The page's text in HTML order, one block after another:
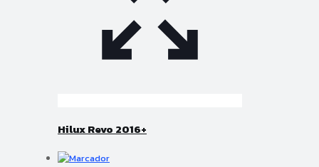
Hilux Revo 2016+